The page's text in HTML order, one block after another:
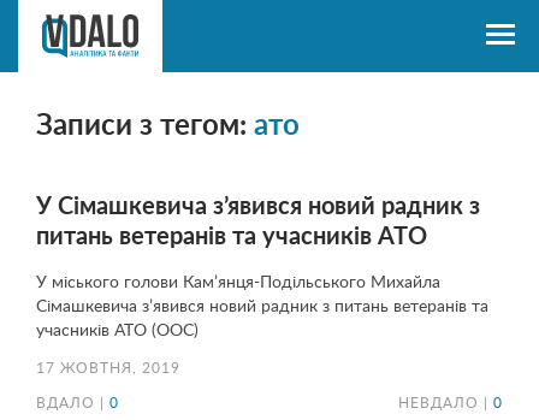
Записи з тегом: ато
У Сімашкевича з’явився новий радник з
питань ветеранів та учасників АТО
У міського голови Кам’янця-Подільського Михайла
Сімашкевича з’явився новий радник з питань ветеранів та
учасників АТО (ООС)
17 ЖОВТНЯ, 2019
ВДАЛО | 0 НЕВДАЛО | 0